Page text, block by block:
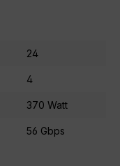
24
4
370 Watt
56 Gbps